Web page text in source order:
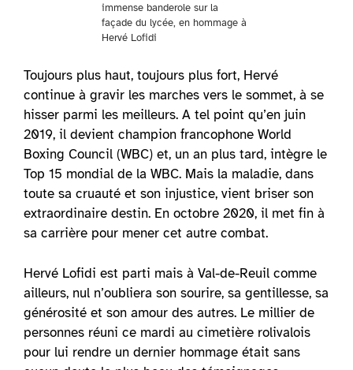
immense banderole sur la
façade du lycée, en hommage à
Hervé Lofidi
Toujours plus haut, toujours plus fort, Hervé
continue à gravir les marches vers le sommet, à se
hisser parmi les meilleurs. A tel point qu’en juin
2019, il devient champion francophone World
Boxing Council (WBC) et, un an plus tard, intègre le
Top 15 mondial de la WBC. Mais la maladie, dans
toute sa cruauté et son injustice, vient briser son
extraordinaire destin. En octobre 2020, il met fin à
sa carrière pour mener cet autre combat.
Hervé Lofidi est parti mais à Val-de-Reuil comme
ailleurs, nul n’oubliera son sourire, sa gentillesse, sa
générosité et son amour des autres. Le millier de
personnes réuni ce mardi au cimetière rolivalois
pour lui rendre un dernier hommage était sans